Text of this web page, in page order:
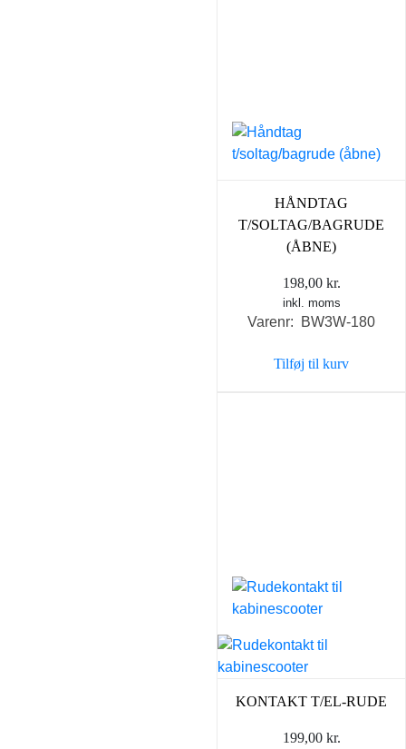
HÅNDTAG
T/SOLTAG/BAGRUDE
(ÅBNE)
198,00 kr.
inkl. moms
Varenr: BW3W-180
Tilføj til kurv
KONTAKT T/EL-RUDE
199,00 kr.